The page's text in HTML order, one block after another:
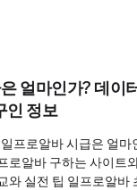
얼마인가? 데이
인 정보
프로알바 시급은 얼마
로알바 구하는 사이트
와 실전 팁 일프로알바